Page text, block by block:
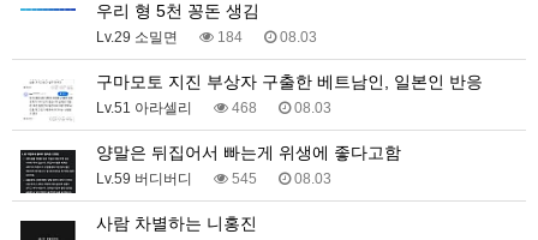
우리 형 5천 꽁돈 생김
Lv.29 소밀면 184 08.03
구마모토 지진 부상자 구출한 베트남인, 일본인 반응
Lv.51 아라셀리 468 08.03
양말은 뒤집어서 빠는게 위생에 좋다고함
Lv.59 버디버디 545 08.03
사람 차별하는 니홍진